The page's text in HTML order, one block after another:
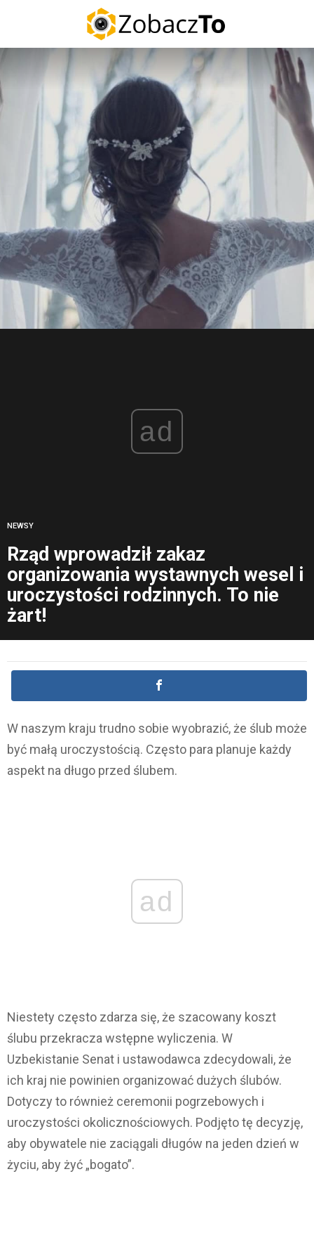
ad
NEWSY
Rząd wprowadził zakaz
organizowania wystawnych wesel i
uroczystości rodzinnych. To nie
żart!
W naszym kraju trudno sobie wyobrazić, że ślub może
być małą uroczystością. Często para planuje każdy
aspekt na długo przed ślubem.
ad
Niestety często zdarza się, że szacowany koszt
ślubu przekracza wstępne wyliczenia. W
Uzbekistanie Senat i ustawodawca zdecydowali, że
ich kraj nie powinien organizować dużych ślubów.
Dotyczy to również ceremonii pogrzebowych i
uroczystości okolicznościowych. Podjęto tę decyzję,
aby obywatele nie zaciągali długów na jeden dzień w
życiu, aby żyć „bogato”.